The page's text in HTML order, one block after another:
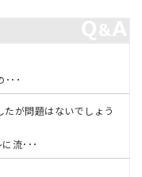
･･･
が問題はないでしょう
流･･･